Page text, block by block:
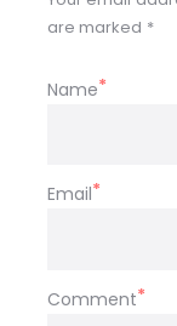
are marked *
Name
Email
Comment